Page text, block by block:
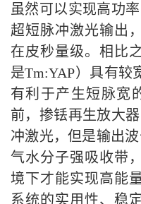
虽然可以实现高功
超短脉冲激光输出
在皮秒量级。相比
是Tm:YAP）具有较
有利于产生短脉宽
前，掺铥再生放大
冲激光，但是输出
气水分子强吸收带
境下才能实现高能
系统的实用性、稳